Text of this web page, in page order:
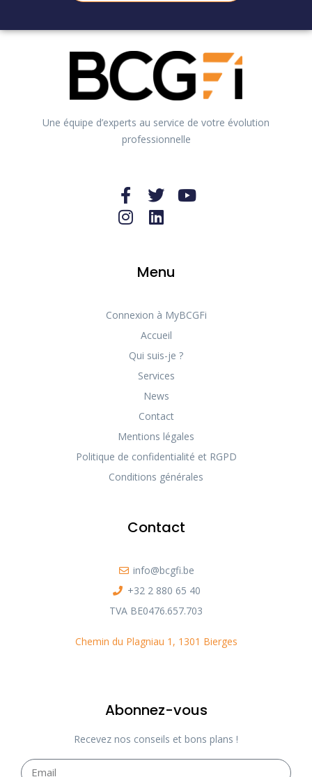
Une équipe d’experts au service de votre évolution
professionnelle
Menu
Connexion à MyBCGFi
Accueil
Qui suis-je ?
Services
News
Contact
Mentions légales
Politique de confidentialité et RGPD
Conditions générales
Contact
info@bcgfi.be
+32 2 880 65 40
TVA BE0476.657.703
Chemin du Plagniau 1, 1301 Bierges
Abonnez-vous
Recevez nos conseils et bons plans !